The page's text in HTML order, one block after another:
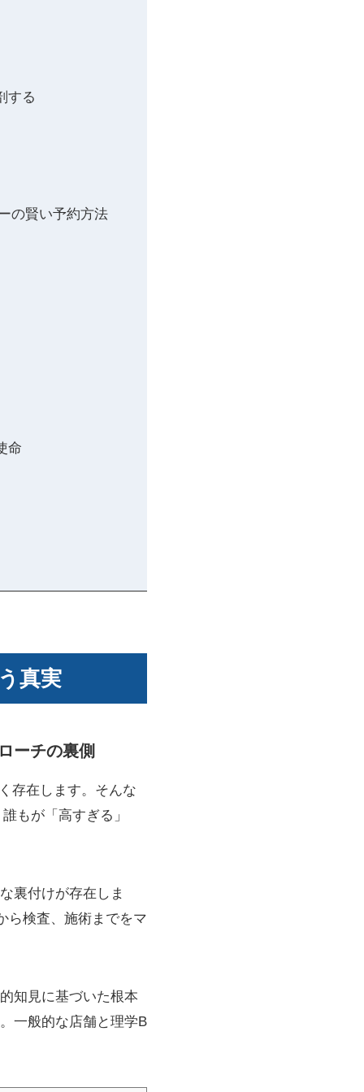
する
の賢い予約方法
命
真実
ーチの裏側
存在します。そんな
もが「高すぎる」
裏付けが存在しま
ら検査、施術までをマ
知見に基づいた根本
一般的な店舗と理学B